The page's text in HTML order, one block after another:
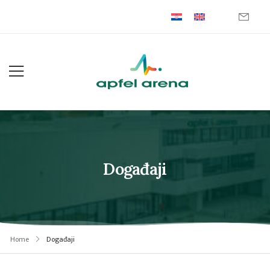
Događaji
Home Događaji